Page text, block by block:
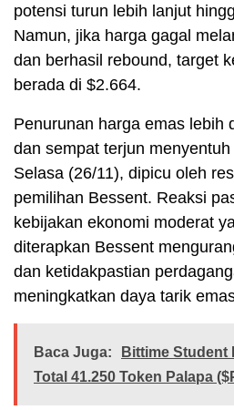
potensi turun lebih lanjut
Namun, jika harga gagal
dan berhasil rebound, target
berada di $2.664.
Penurunan harga emas lebih
dan sempat terjun
Selasa (26/11), dipicu oleh
pemilihan Bessent. Reaksi
kebijakan ekonomi moderat
diterapkan Bessent
dan ketidakpastian
meningkatkan daya tarik
Baca Juga:
Bittime Student
Total 41.250 Token Palapa